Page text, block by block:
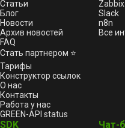
Установить аватар
Обновить токен инстанса
Получить информацию об
аккаунте
Выйти из группы
Статьи
Блог
Новости
Архив новостей
FAQ
Стать партнером ⭐
Тарифы
Конструктор ссылок
О нас
Контакты
Работа у нас
GREEN-API status
Zabbix
Slack
n8n
Все
SDK Чат-